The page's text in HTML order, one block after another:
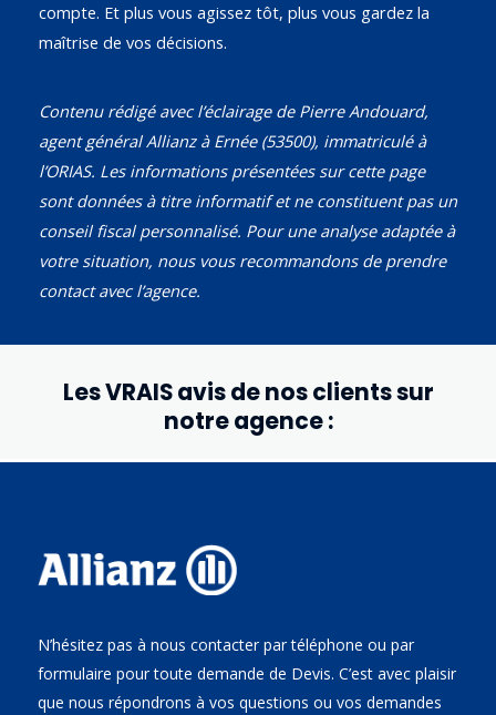
compte. Et plus vous agissez tôt, plus vous gardez la
maîtrise de vos décisions.
Contenu rédigé avec l’éclairage de Pierre Andouard,
agent général Allianz à Ernée (53500), immatriculé à
l’ORIAS. Les informations présentées sur cette page
sont données à titre informatif et ne constituent pas un
conseil fiscal personnalisé. Pour une analyse adaptée à
votre situation, nous vous recommandons de prendre
contact avec l’agence.
Les VRAIS avis de nos clients sur
notre agence :
N’hésitez pas à nous contacter par téléphone ou par
formulaire pour toute demande de Devis. C’est avec plaisir
que nous répondrons à vos questions ou vos demandes